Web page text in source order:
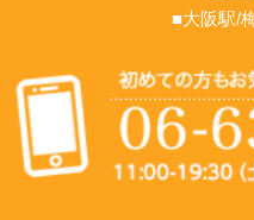
■大阪駅/